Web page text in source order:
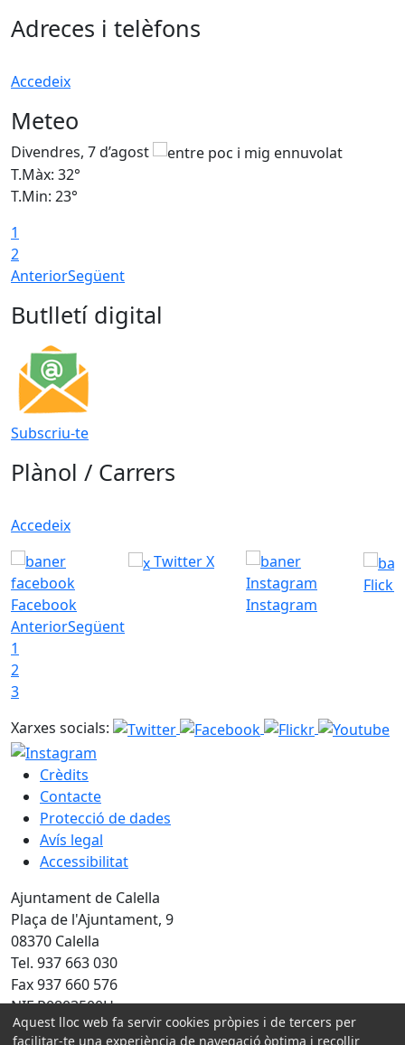
Adreces i telèfons
Accedeix
Meteo
Divendres, 7 d’agost
T.Màx: 32°
T.Min: 23°
1
2
AnteriorSegüent
Butlletí digital
Subscriu-te
Plànol / Carrers
Accedeix
Facebook
Twitter X
Instagram
Flickr
AnteriorSegüent
1
2
3
Xarxes socials:
Crèdits
Contacte
Protecció de dades
Avís legal
Accessibilitat
Ajuntament de Calella
Plaça de l'Ajuntament, 9
08370 Calella
Tel. 937 663 030
Fax 937 660 576
NIF P0803500H
Aquest lloc web fa servir cookies pròpies i de tercers per
facilitar-te una experiència de navegació òptima i recollir